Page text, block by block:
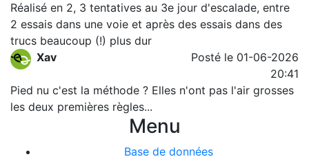
Réalisé en 2, 3 tentatives au 3e jour d'escalade, entre
2 essais dans une voie et après des essais dans des
trucs beaucoup (!) plus dur
Xav
Posté le 01-06-2026
20:41
Pied nu c'est la méthode ? Elles n'ont pas l'air grosses
les deux premières règles...
Menu
Base de données